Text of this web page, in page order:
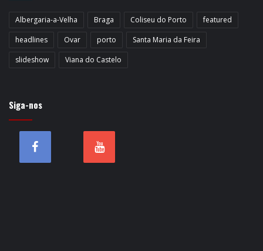
Albergaria-a-Velha Braga Coliseu do Porto
featured
headlines
Ovar porto
Santa Maria da Feira
slideshow
Viana do Castelo
Siga-nos